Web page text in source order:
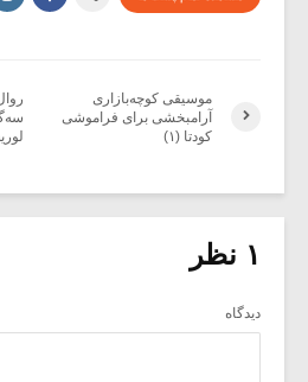
موسیقی کوچه‌بازاری
آرامبخشی برای فراموشی
کودتا (۱)
۱ نظر
دیدگاه